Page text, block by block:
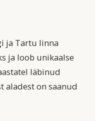
ja Tartu linna
ja loob unikaalse
läbinud
on saanud